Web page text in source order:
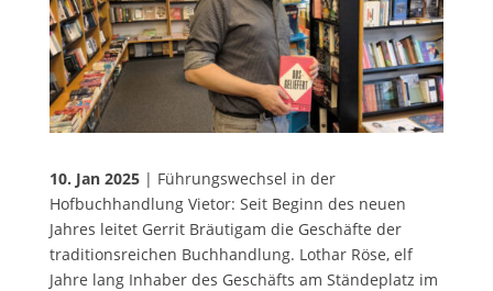
10. Jan 2025| Führungswechsel in der
Hofbuchhandlung Vietor: Seit Beginn des neuen
Jahres leitet Gerrit Bräutigam die Geschäfte der
traditionsreichen Buchhandlung. Lothar Röse, elf
Jahre lang Inhaber des Geschäfts am Ständeplatz im